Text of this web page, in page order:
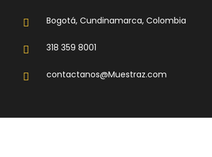
Bogotá, Cundinamarca, Colombia
318 359 8001
contactanos@Muestraz.com